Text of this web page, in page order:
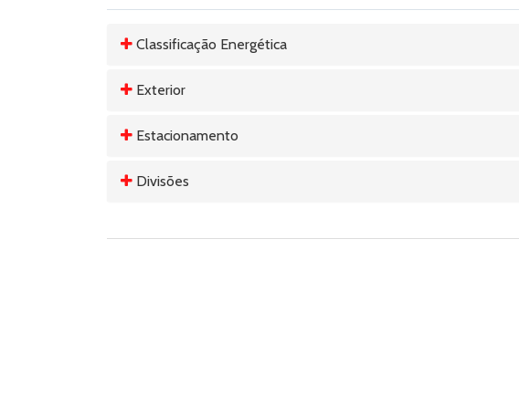
Classificação Energética
Exterior
Estacionamento
Divisões